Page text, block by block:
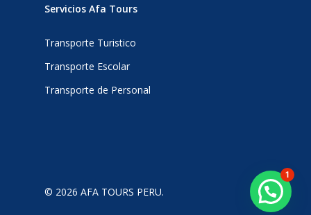
Servicios Afa Tours
Transporte Turistico
Transporte Escolar
Transporte de Personal
© 2026 AFA TOURS PERU.
1